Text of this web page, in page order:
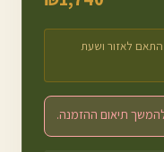
לאזור ושעת
תיאום ההזמנה.